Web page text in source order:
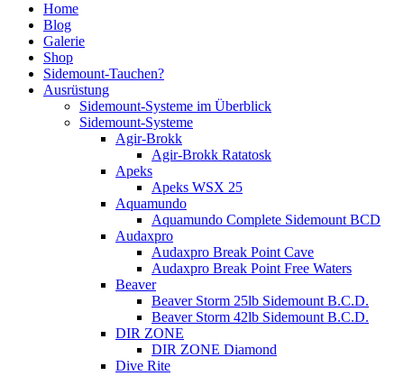
Home
Blog
Galerie
Shop
Sidemount-Tauchen?
Ausrüstung
Sidemount-Systeme im Überblick
Sidemount-Systeme
Agir-Brokk
Agir-Brokk Ratatosk
Apeks
Apeks WSX 25
Aquamundo
Aquamundo Complete Sidemount BCD
Audaxpro
Audaxpro Break Point Cave
Audaxpro Break Point Free Waters
Beaver
Beaver Storm 25lb Sidemount B.C.D.
Beaver Storm 42lb Sidemount B.C.D.
DIR ZONE
DIR ZONE Diamond
Dive Rite